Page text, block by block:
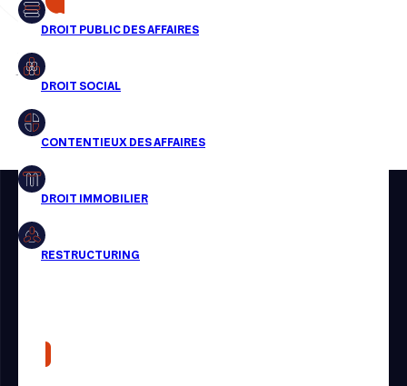
Droit public des affaires
Droit social
Droit immobilier
Restructuring
Presse
transactions, jour après
jour
Aucun résultats pour cette recherche